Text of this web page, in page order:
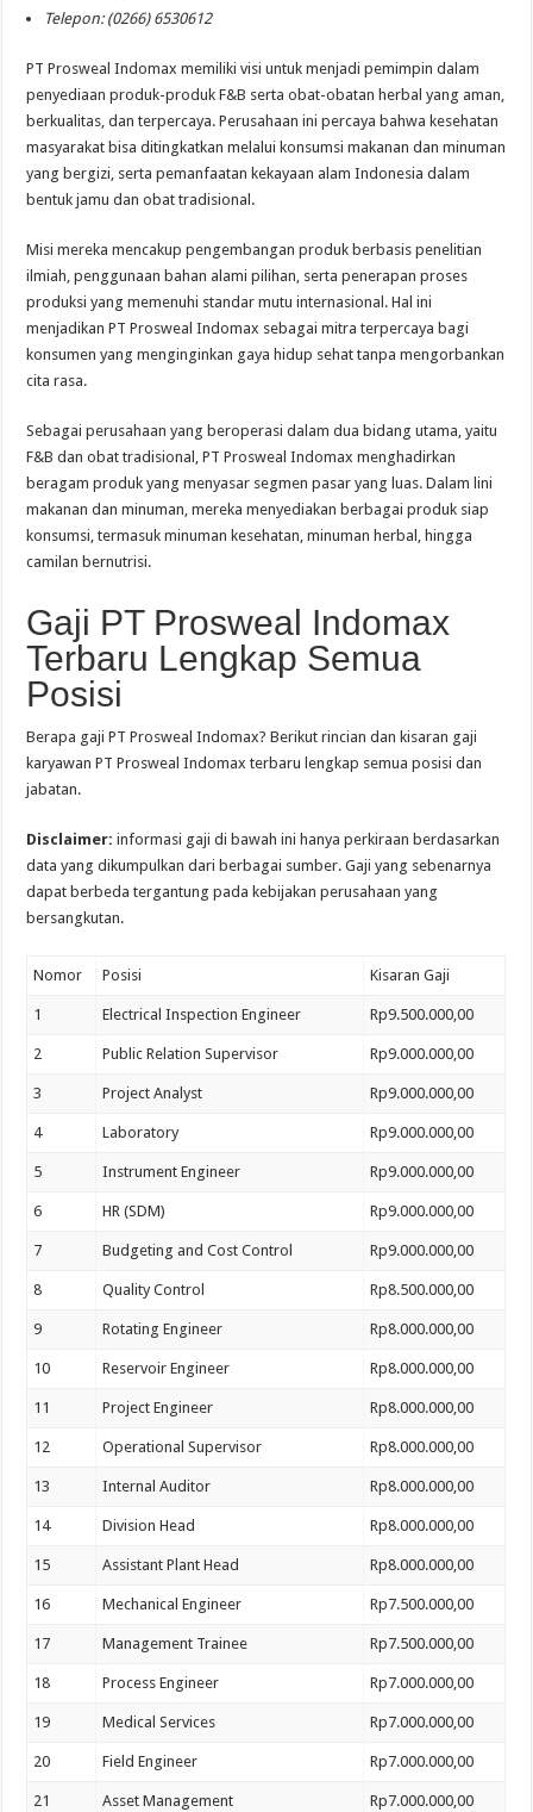
Telepon: (0266) 6530612
PT Prosweal Indomax memiliki visi untuk menjadi pemimpin dalam
penyediaan produk-produk F&B serta obat-obatan herbal yang aman,
berkualitas, dan terpercaya. Perusahaan ini percaya bahwa kesehatan
masyarakat bisa ditingkatkan melalui konsumsi makanan dan minuman
yang bergizi, serta pemanfaatan kekayaan alam Indonesia dalam
bentuk jamu dan obat tradisional.
Misi mereka mencakup pengembangan produk berbasis penelitian
ilmiah, penggunaan bahan alami pilihan, serta penerapan proses
produksi yang memenuhi standar mutu internasional. Hal ini
menjadikan PT Prosweal Indomax sebagai mitra terpercaya bagi
konsumen yang menginginkan gaya hidup sehat tanpa mengorbankan
cita rasa.
Sebagai perusahaan yang beroperasi dalam dua bidang utama, yaitu
F&B dan obat tradisional, PT Prosweal Indomax menghadirkan
beragam produk yang menyasar segmen pasar yang luas. Dalam lini
makanan dan minuman, mereka menyediakan berbagai produk siap
konsumsi, termasuk minuman kesehatan, minuman herbal, hingga
camilan bernutrisi.
Gaji PT Prosweal Indomax
Terbaru Lengkap Semua
Posisi
Berapa gaji PT Prosweal Indomax? Berikut rincian dan kisaran gaji
karyawan PT Prosweal Indomax terbaru lengkap semua posisi dan
jabatan.
Disclaimer: informasi gaji di bawah ini hanya perkiraan berdasarkan
data yang dikumpulkan dari berbagai sumber. Gaji yang sebenarnya
dapat berbeda tergantung pada kebijakan perusahaan yang
bersangkutan.
Nomor Posisi Kisaran Gaji
1 Electrical Inspection Engineer Rp9.500.000,00
2 Public Relation Supervisor Rp9.000.000,00
3 Project Analyst Rp9.000.000,00
4 Laboratory Rp9.000.000,00
5 Instrument Engineer Rp9.000.000,00
6 HR (SDM) Rp9.000.000,00
7 Budgeting and Cost Control Rp9.000.000,00
8 Quality Control Rp8.500.000,00
9 Rotating Engineer Rp8.000.000,00
10 Reservoir Engineer Rp8.000.000,00
11 Project Engineer Rp8.000.000,00
12 Operational Supervisor Rp8.000.000,00
13 Internal Auditor Rp8.000.000,00
14 Division Head Rp8.000.000,00
15 Assistant Plant Head Rp8.000.000,00
16 Mechanical Engineer Rp7.500.000,00
17 Management Trainee Rp7.500.000,00
18 Process Engineer Rp7.000.000,00
19 Medical Services Rp7.000.000,00
20 Field Engineer Rp7.000.000,00
21 Asset Management Rp7.000.000,00